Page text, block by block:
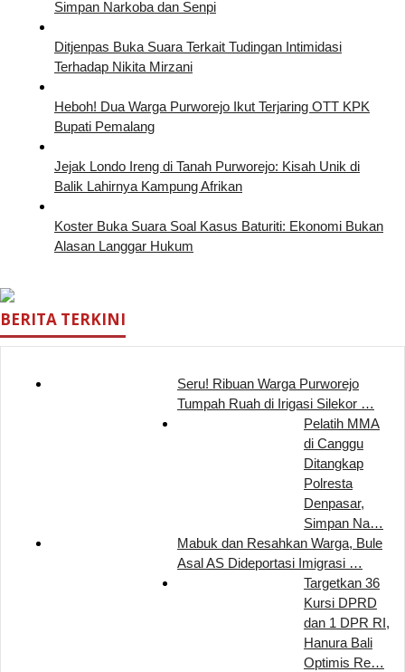
Simpan Narkoba dan Senpi
Ditjenpas Buka Suara Terkait Tudingan Intimidasi
Terhadap Nikita Mirzani
Heboh! Dua Warga Purworejo Ikut Terjaring OTT KPK
Bupati Pemalang
Jejak Londo Ireng di Tanah Purworejo: Kisah Unik di
Balik Lahirnya Kampung Afrikan
Koster Buka Suara Soal Kasus Baturiti: Ekonomi Bukan
Alasan Langgar Hukum
BERITA TERKINI
Seru! Ribuan Warga Purworejo
Tumpah Ruah di Irigasi Silekor …
Pelatih MMA
di Canggu
Ditangkap
Polresta
Denpasar,
Simpan Na…
Mabuk dan Resahkan Warga, Bule
Asal AS Dideportasi Imigrasi …
Targetkan 36
Kursi DPRD
dan 1 DPR RI,
Hanura Bali
Optimis Re…